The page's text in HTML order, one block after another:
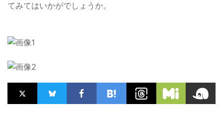
てみてはいかがでしょうか。